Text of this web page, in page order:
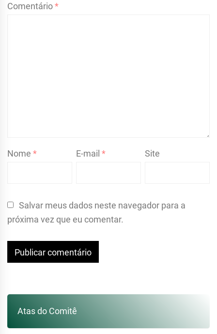
Comentário*
Nome * E-mail* Site
Salvar meus dados neste navegador para a
próxima vez que eu comentar.
Atas do Comitê